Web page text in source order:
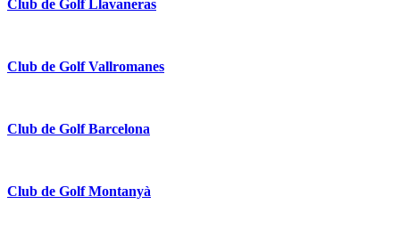
Club de Golf Llavaneras
Club de Golf Vallromanes
Club de Golf Barcelona
Club de Golf Montanyà